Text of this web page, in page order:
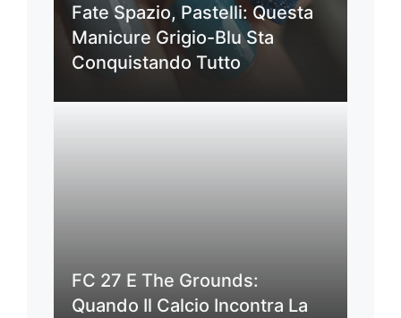
Fate Spazio, Pastelli: Questa
Manicure Grigio-Blu Sta
Conquistando Tutto
FC 27 E The Grounds:
Quando Il Calcio Incontra La